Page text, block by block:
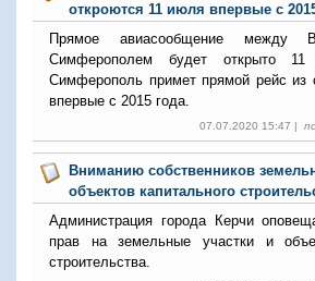
откроются 11 июля впервые с
Прямое авиасообщение между
Симферополем будет открыто
Симферополь примет прямой рейс из
впервые с 2015 года.
07.07.2020 15:47 |
Вниманию собственников
объектов капитального
Администрация города Керчи
прав на земельные участки и
строительства.